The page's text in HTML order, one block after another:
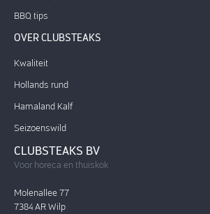
BBQ tips
OVER CLUBSTEAKS
Kwaliteit
Hollands rund
Hamaland Kalf
Seizoenswild
CLUBSTEAKS BV
Voor horeca en thuiskok
Molenallee 77
7384 AR Wilp